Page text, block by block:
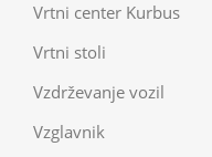
Vrtni center Kurbus
Vrtni stoli
Vzdrževanje vozil
Vzglavnik